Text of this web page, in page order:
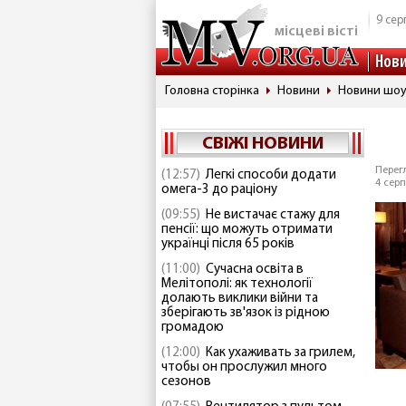
місцеві вісті
9
Головна сторінка Новини Новини
СВІЖІ НОВИНИ
(12:57) Легкі способи додати
омега-3 до раціону
(09:55) Не вистачає стажу для
пенсії: що можуть отримати
українці після 65 років
(11:00) Сучасна освіта в
Мелітополі: як технології
долають виклики війни та
зберігають зв'язок із рідною
громадою
(12:00) Как ухаживать за грилем,
чтобы он прослужил много
сезонов
4